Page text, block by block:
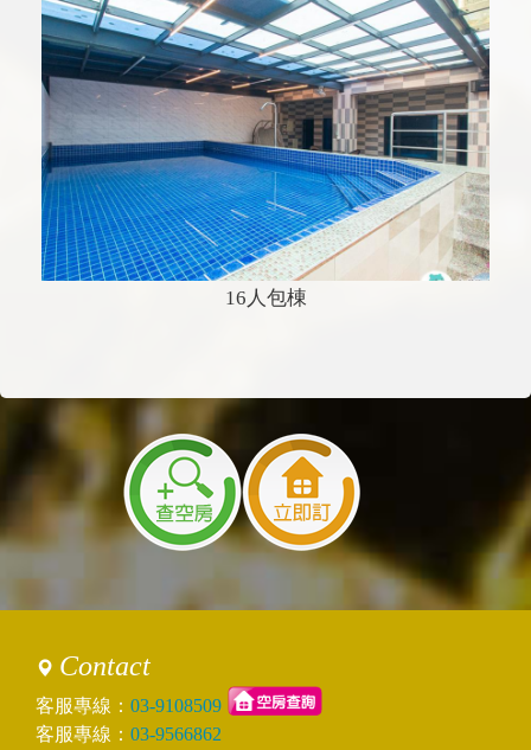
16人包棟
Contact
客服專線： 03-9108509
客服專線： 03-9566862